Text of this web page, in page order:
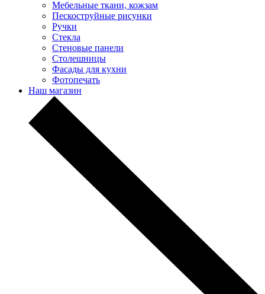
Мебельные ткани, кожзам
Пескоструйные рисунки
Ручки
Стекла
Стеновые панели
Столешницы
Фасады для кухни
Фотопечать
Наш магазин